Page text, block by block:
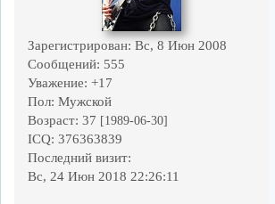
Зарегистрирован: Вс, 8 Июн 2008
Сообщений: 555
Уважение: +17
Пол: Мужской
Возраст: 37 [1989-06-30]
ICQ: 376363839
Последний визит:
Вс, 24 Июн 2018 22:26:11